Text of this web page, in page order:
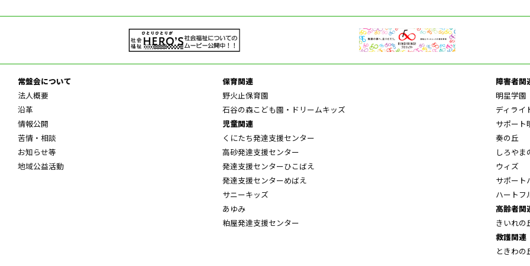
常盤会について
法人概要
沿革
情報公開
苦情・相談
お知らせ等
地域公益活動
保育関連
野火止保育園
石谷の森こども園・ドリームキッズ
児童関連
くにたち発達支援センター
高砂発達支援センター
発達支援センターひこばえ
発達支援センターめばえ
サニーキッズ
あゆみ
粕屋発達支援センター
障害者関
明星学園
ディライ
サポート
奏の丘
しろやま
ウィズ
サポート
ハートフ
高齢者関
きいれの
救護関連
ときわの